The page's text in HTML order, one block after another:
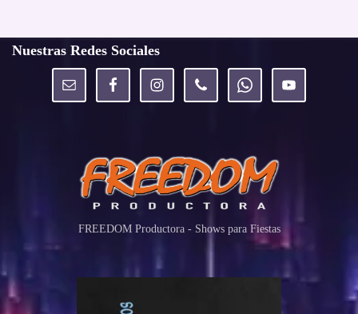
Nuestras Redes Sociales
FREEDOM Productora - Shows para Fiestas